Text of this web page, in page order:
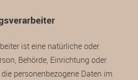
ist eine natürliche oder
Behörde, Einrichtung oder
personenbezogene Daten im